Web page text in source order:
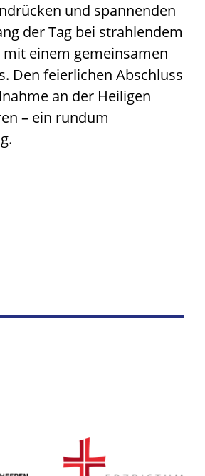
und spannenden
der Tag bei strahlendem
mit einem gemeinsamen
Den feierlichen Abschluss
an der Heiligen
– ein rundum